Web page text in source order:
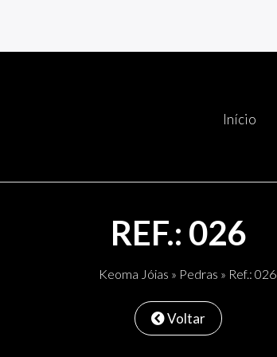
Início
REF.: 026
Keoma Jóias » Pedras » Ref.: 026
Voltar